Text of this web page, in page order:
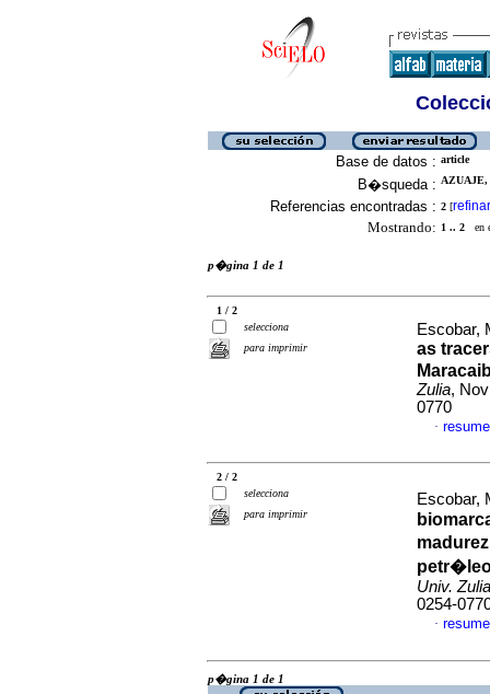
Base de datos : article
B�squeda :
Referencias encontradas : 2 [refinar
Mostrando: 1 .. 2 en
p�gina 1 de 1
1 / 2
selecciona
para imprimir
Escobar,
as
Zulia,
0770
·
2 / 2
selecciona
para imprimir
Escobar,
Univ. Zulia
0254-
·
p�gina 1 de 1